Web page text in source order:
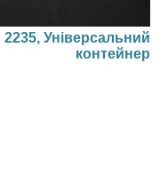
2235, Універсальний
контейнер